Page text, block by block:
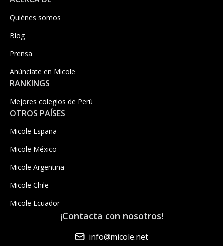
Quiénes somos
Blog
Prensa
Anúnciate en Micole
RANKINGS
Mejores colegios de Perú
OTROS PAÍSES
Micole España
Micole México
Micole Argentina
Micole Chile
Micole Ecuador
¡Contacta con nosotros!
info@micole.net